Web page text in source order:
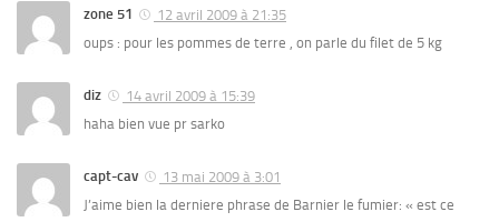
zone 51
12 avril 2009 à 21:35
oups : pour les pommes de terre , on parle du filet de 5 kg
diz
14 avril 2009 à 15:39
haha bien vue pr sarko
capt-cav
13 mai 2009 à 3:01
J’aime bien la derniere phrase de Barnier le fumier: « est ce